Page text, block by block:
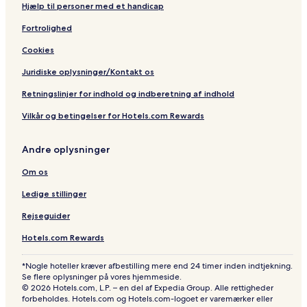
Hjælp til personer med et handicap
Fortrolighed
Cookies
Juridiske oplysninger/Kontakt os
Retningslinjer for indhold og indberetning af indhold
Vilkår og betingelser for Hotels.com Rewards
Andre oplysninger
Om os
Ledige stillinger
Rejseguider
Hotels.com Rewards
*Nogle hoteller kræver afbestilling mere end 24 timer inden indtjekning.
Se flere oplysninger på vores hjemmeside.
© 2026 Hotels.com, L.P. – en del af Expedia Group. Alle rettigheder
forbeholdes. Hotels.com og Hotels.com-logoet er varemærker eller